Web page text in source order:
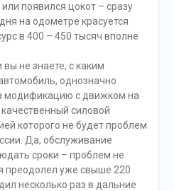
появился цокот – сразу
на одометре красуется
в 400 – 450 тысяч вполне
не знаете, с каким
однозначно
модификацию с движком на
силовой
которого не будет проблем
Да, обслуживание
сроки – проблем не
преодолел уже свыше 220
несколько раз в дальние